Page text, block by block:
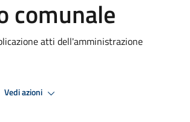
comunale
atti dell'amministrazione
Vedi azioni